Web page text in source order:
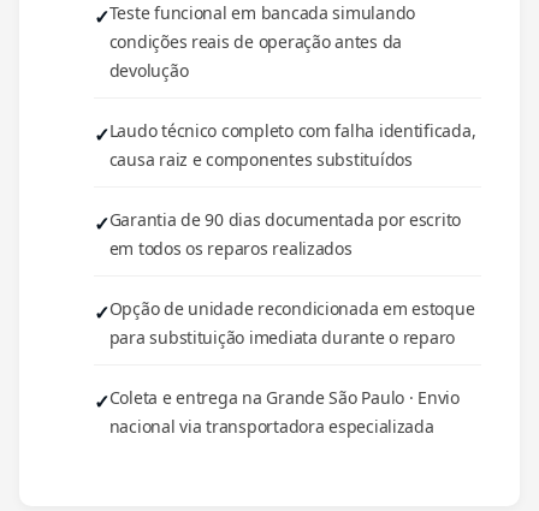
Teste funcional em bancada simulando
condições reais de operação antes da
devolução
Laudo técnico completo com falha identificada,
causa raiz e componentes substituídos
Garantia de 90 dias documentada por escrito
em todos os reparos realizados
Opção de unidade recondicionada em estoque
para substituição imediata durante o reparo
Coleta e entrega na Grande São Paulo · Envio
nacional via transportadora especializada